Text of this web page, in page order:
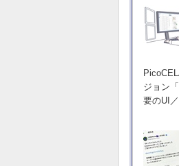
ジョン
要のUI